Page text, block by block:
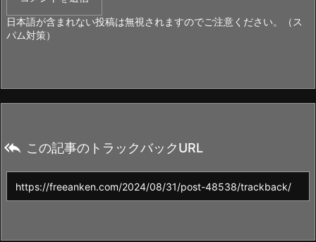
日本語が含まれない投稿は無視されますのでご注意ください。（ス
パム対策）
 この記事のトラックバックURL